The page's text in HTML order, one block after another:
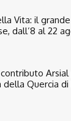
Vita: il
dall’8 al 22
Arsial
Quercia di